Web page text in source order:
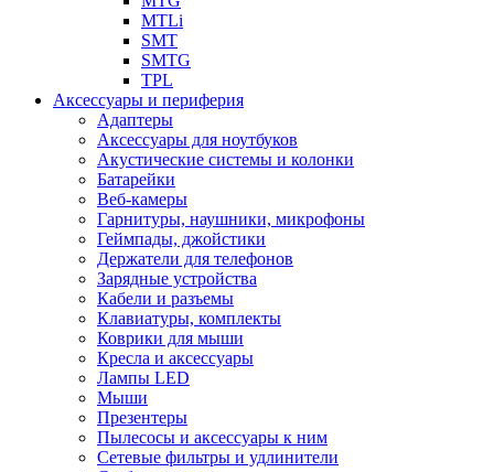
MTLi
SMT
SMTG
TPL
Аксессуары и периферия
Адаптеры
Аксессуары для ноутбуков
Акустические системы и колонки
Батарейки
Веб-камеры
Гарнитуры, наушники, микрофоны
Геймпады, джойстики
Держатели для телефонов
Зарядные устройства
Кабели и разъемы
Клавиатуры, комплекты
Коврики для мыши
Кресла и аксессуары
Лампы LED
Мыши
Презентеры
Пылесосы и аксессуары к ним
Сетевые фильтры и удлинители